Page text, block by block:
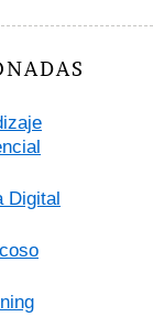
Digital